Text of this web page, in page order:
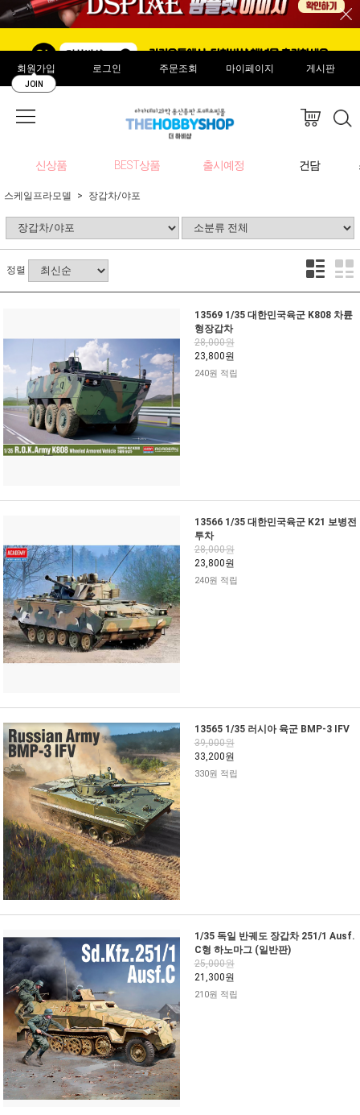
회원가입
JOIN
로그인 주문조회 마이페이지 게시판
신상품 BEST상품 출시예정 건담
스케일프라모델 장갑차/야포
정렬
13569 1/35 대한민국육군 K808 차륜
형장갑차
28,000원
23,800원
240원 적립
13566 1/35 대한민국육군 K21 보병전
투차
28,000원
23,800원
240원 적립
13565 1/35 러시아 육군 BMP-3 IFV
39,000원
33,200원
330원 적립
1/35 독일 반궤도 장갑차 251/1 Ausf.
C형 하노마그 (일반판)
25,000원
21,300원
210원 적립